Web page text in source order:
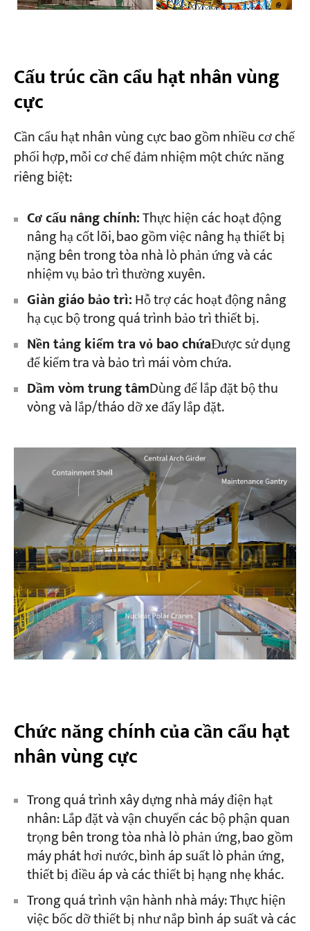
Cấu trúc cần cẩu hạt nhân vùng
cực
Cần cẩu hạt nhân vùng cực bao gồm nhiều cơ chế
phối hợp, mỗi cơ chế đảm nhiệm một chức năng
riêng biệt:
Cơ cấu nâng chính:Thực hiện các hoạt động
nâng hạ cốt lõi, bao gồm việc nâng hạ thiết bị
nặng bên trong tòa nhà lò phản ứng và các
nhiệm vụ bảo trì thường xuyên.
Giàn giáo bảo trì:Hỗ trợ các hoạt động nâng
hạ cục bộ trong quá trình bảo trì thiết bị.
Nền tảng kiểm tra vỏ bao chứaĐược sử dụng
để kiểm tra và bảo trì mái vòm chứa.
Dầm vòm trung tâmDùng để lắp đặt bộ thu
vòng và lắp/tháo dỡ xe đẩy lắp đặt.
Chức năng chính của cần cẩu hạt
nhân vùng cực
Trong quá trình xây dựng nhà máy điện hạt
nhân: Lắp đặt và vận chuyển các bộ phận quan
trọng bên trong tòa nhà lò phản ứng, bao gồm
máy phát hơi nước, bình áp suất lò phản ứng,
thiết bị điều áp và các thiết bị hạng nhẹ khác.
Trong quá trình vận hành nhà máy: Thực hiện
việc bốc dỡ thiết bị như nắp bình áp suất và các